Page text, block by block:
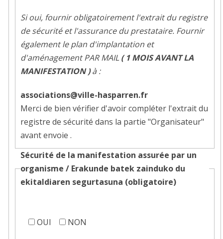
d'installer
un
chapiteau
?
Si oui, fournir obligatoirement l'extrait du registre
de sécurité et l'assurance du prestataire. Fournir
également le plan d'implantation et
d'aménagement PAR MAIL ( 1 MOIS AVANT LA
MANIFESTATION )à :
associations@ville-hasparren.fr
Merci de bien vérifier d'avoir compléter l'extrait du
registre de sécurité dans la partie "Organisateur"
avant envoie .
Sécurité de la manifestation assurée par un
organisme / Erakunde batek zainduko du
ekitaldiaren segurtasuna (obligatoire)
de
OUI NON